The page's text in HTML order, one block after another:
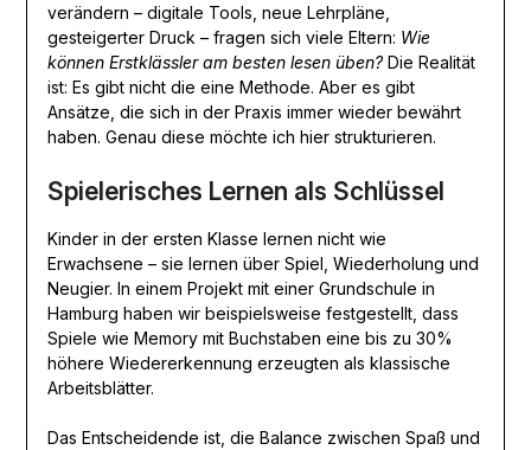
verändern – digitale Tools, neue Lehrpläne,
gesteigerter Druck – fragen sich viele Eltern: Wie
können Erstklässler am besten lesen üben?Die Realität
ist: Es gibt nicht die eine Methode. Aber es gibt
Ansätze, die sich in der Praxis immer wieder bewährt
haben. Genau diese möchte ich hier strukturieren.
Spielerisches Lernen als Schlüssel
Kinder in der ersten Klasse lernen nicht wie
Erwachsene – sie lernen über Spiel, Wiederholung und
Neugier. In einem Projekt mit einer Grundschule in
Hamburg haben wir beispielsweise festgestellt, dass
Spiele wie Memory mit Buchstaben eine bis zu 30%
höhere Wiedererkennung erzeugten als klassische
Arbeitsblätter.
Das Entscheidende ist, die Balance zwischen Spaß und